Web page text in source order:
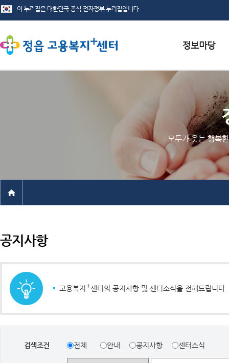
채용정보
인재정보
관련사이트
모두가 웃는 행복
공지사항
고용복지 +센터의 공지사항 및 센터소식을 전해드립니다.
검색조건 전체 안내 공지사항 센터소식